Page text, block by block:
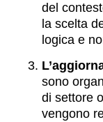
del
la scelta
logica e
sono
di settore
vengono